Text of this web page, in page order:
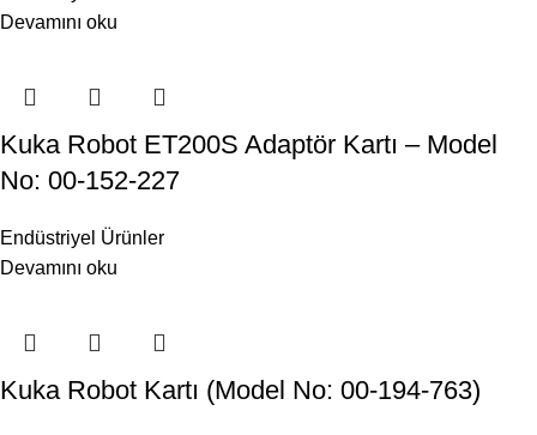
Devamını oku
Kuka Robot ET200S Adaptör Kartı – Model
No: 00-152-227
Endüstriyel Ürünler
Devamını oku
Kuka Robot Kartı (Model No: 00-194-763)